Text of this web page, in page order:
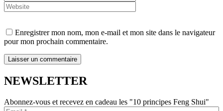
Enregistrer mon nom, mon e-mail et mon site dans le navigateur
pour mon prochain commentaire.
NEWSLETTER
Abonnez-vous et recevez en cadeau les "10 principes Feng Shui"